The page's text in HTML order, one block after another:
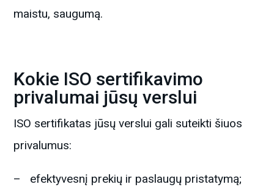
maistu, saugumą.
Kokie ISO sertifikavimo
privalumai jūsų verslui
ISO sertifikatas jūsų verslui gali suteikti šiuos
privalumus:
– efektyvesnį prekių ir paslaugų pristatymą;